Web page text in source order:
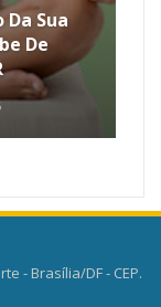
Sua
De
- Brasília/DF - CEP.